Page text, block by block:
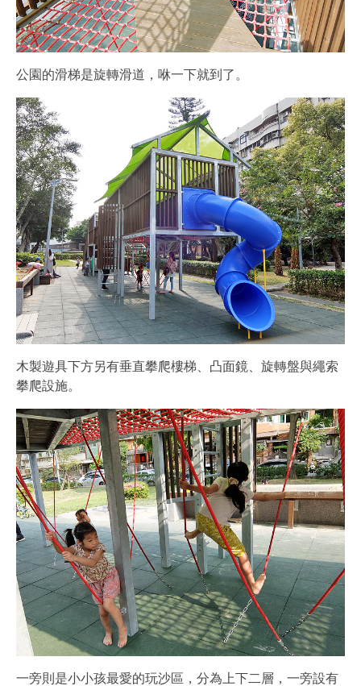
公園的滑梯是旋轉滑道，咻一下就到了。
木製遊具下方另有垂直攀爬樓梯、凸面鏡、旋轉盤與繩索
攀爬設施。
一旁則是小小孩最愛的玩沙區，分為上下二層，一旁設有